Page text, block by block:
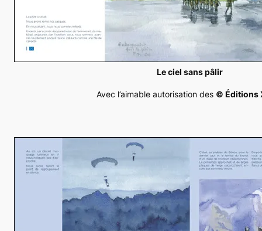
Le ciel sans pâlir
Avec l’aimable autorisation des © Éditions